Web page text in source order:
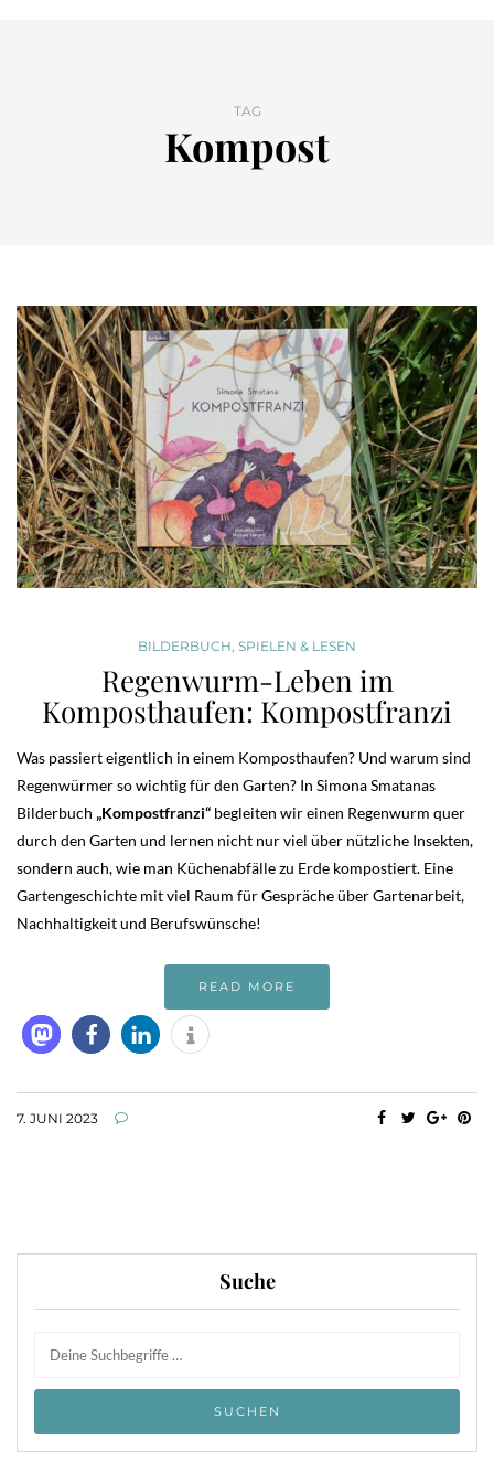
TAG
Kompost
BILDERBUCH, SPIELEN & LESEN
Regenwurm-Leben im
Komposthaufen: Kompostfranzi
Was passiert eigentlich in einem Komposthaufen? Und warum sind
Regenwürmer so wichtig für den Garten? In Simona Smatanas
Bilderbuch „Kompostfranzi“ begleiten wir einen Regenwurm quer
durch den Garten und lernen nicht nur viel über nützliche Insekten,
sondern auch, wie man Küchenabfälle zu Erde kompostiert. Eine
Gartengeschichte mit viel Raum für Gespräche über Gartenarbeit,
Nachhaltigkeit und Berufswünsche!
READ MORE
7. JUNI 2023
Suche